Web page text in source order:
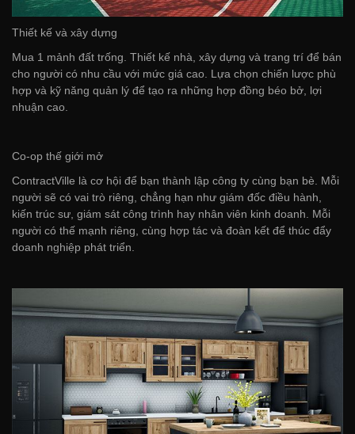
Thiết kế và xây dựng
Mua 1 mảnh đất trống. Thiết kế nhà, xây dựng và trang trí để bán
cho người có nhu cầu với mức giá cao. Lựa chọn chiến lược phù
hợp và kỹ năng quản lý để tạo ra những hợp đồng béo bở, lợi
nhuận cao.
Co-op thế giới mở
ContractVille là cơ hội để bạn thành lập công ty cùng bạn bè. Mỗi
người sẽ có vai trò riêng, chẳng hạn như giám đốc điều hành,
kiến trúc sư, giám sát công trình hay nhân viên kinh doanh. Mỗi
người có thế mạnh riêng, cùng hợp tác và đoàn kết để thúc đẩy
doanh nghiệp phát triển.